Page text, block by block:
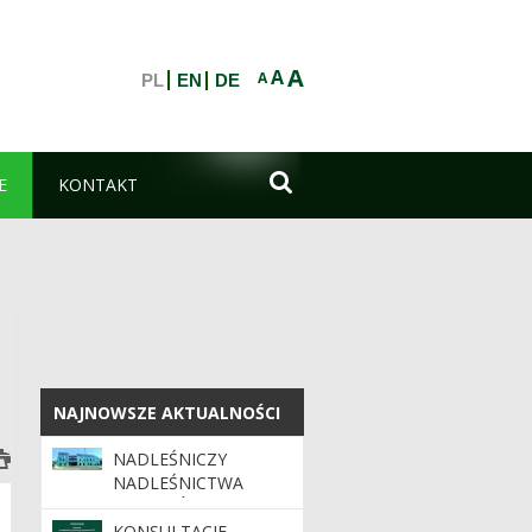
AAA
PL EN DE
KONTAKT 
NAJNOWSZE AKTUALNOŚCI
NAJNOWSZE AKTUALNOŚCI
NADLEŚNICZY
NADLEŚNICTWA
SULECHÓW OGŁASZA